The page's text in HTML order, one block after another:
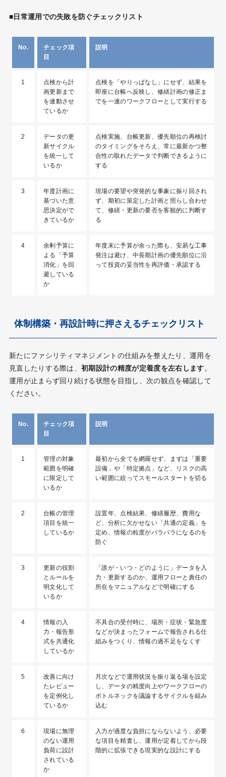
■日常運用での失敗を防ぐチェックリスト
No.
チェック項
目
説明
1
点検から計
画更新まで
を連動させ
ているか
点検を「やりっぱなし」にせず、結果を
即座に台帳へ反映し、修繕計画の修正ま
でを一連のワークフローとして実行する
2
データの更
新サイクル
を統一して
いるか
点検実施、台帳更新、優先順位の再検討
のタイミングをそろえ、常に最新かつ整
合性の取れたデータで判断できるように
する
3
年度計画に
基づいた意
思決定がで
きているか
現場の要望や突発的な事象に振り回され
ず、期初に策定した計画と照らし合わせ
て、修繕・更新の要否を客観的に判断す
る
4
余剰予算に
よる「予算
消化」を回
避している
か
年度末に予算が余った際も、安易な工事
発注は避け、中長期計画の優先順位に沿
って投資の妥当性を再評価・承認する
体制構築・再設計時に押さえるチェックリスト
新たにファシリティマネジメントの仕組みを整えたり、運用を
見直したりする際は、初期設計の精度が定着度を左右します。
運用が止まらず回り続ける状態を目指し、次の観点を確認して
ください。
No.
チェック項
目
説明
1
管理の対象
範囲を明確
に限定して
いるか
最初から全てを網羅せず、まずは「重要
設備」や「特定拠点」など、リスクの高
い範囲に絞ってスモールスタートを切る
2
台帳の管理
項目を統一
しているか
設置年、点検結果、修繕履歴、費用な
ど、分析に欠かせない「共通の定義」を
定め、情報の粒度がバラバラになるのを
防ぐ
3
更新の役割
とルールを
明文化して
いるか
「誰が・いつ・どのように」データを入
力・更新するのか、運用フローと責任の
所在をマニュアルなどで明確にする
4
情報の入
力・報告形
式を共通化
しているか
不具合の受付時に、場所・症状・緊急度
などが決まったフォームで報告される仕
組みをつくり、情報の過不足をなくす
5
改善に向け
たレビュー
を定例化し
ているか
月次などで運用状況を振り返る場を設定
し、データの精度向上やワークフローの
ボトルネックを議論するサイクルを組み
込む
6
現場に無理
のない運用
負荷に設計
されている
か
入力が過度な負担にならないよう、必要
な項目を精査し、運用が定着してから段
階的に拡張できる現実的な設計にする